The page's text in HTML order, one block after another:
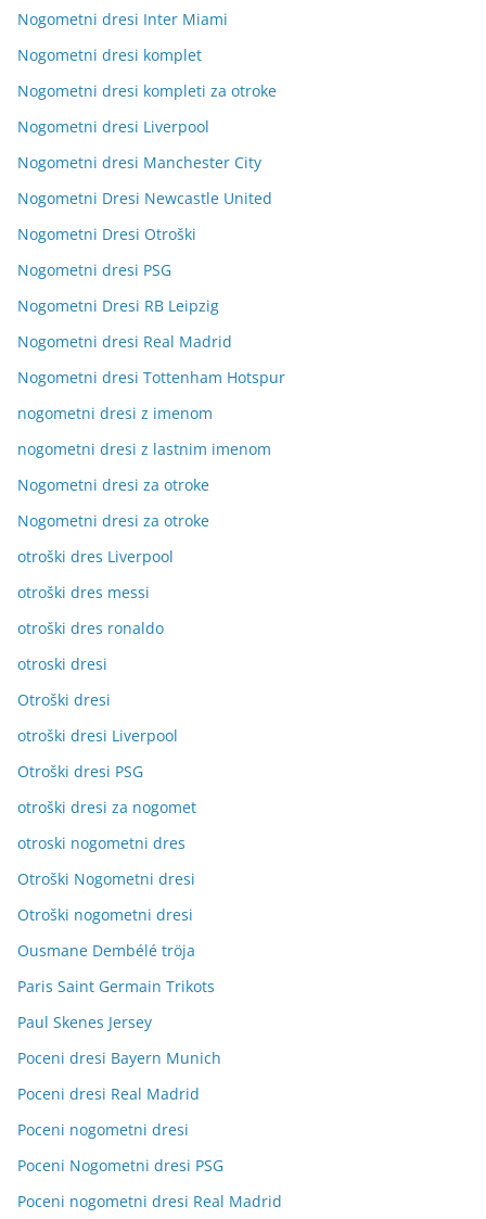
Nogometni dresi Inter Miami
Nogometni dresi komplet
Nogometni dresi kompleti za otroke
Nogometni dresi Liverpool
Nogometni dresi Manchester City
Nogometni Dresi Newcastle United
Nogometni Dresi Otroški
Nogometni dresi PSG
Nogometni Dresi RB Leipzig
Nogometni dresi Real Madrid
Nogometni dresi Tottenham Hotspur
nogometni dresi z imenom
nogometni dresi z lastnim imenom
Nogometni dresi za otroke
Nogometni dresi za otroke
otroški dres Liverpool
otroški dres messi
otroški dres ronaldo
otroski dresi
Otroški dresi
otroški dresi Liverpool
Otroški dresi PSG
otroški dresi za nogomet
otroski nogometni dres
Otroški Nogometni dresi
Otroški nogometni dresi
Ousmane Dembélé tröja
Paris Saint Germain Trikots
Paul Skenes Jersey
Poceni dresi Bayern Munich
Poceni dresi Real Madrid
Poceni nogometni dresi
Poceni Nogometni dresi PSG
Poceni nogometni dresi Real Madrid